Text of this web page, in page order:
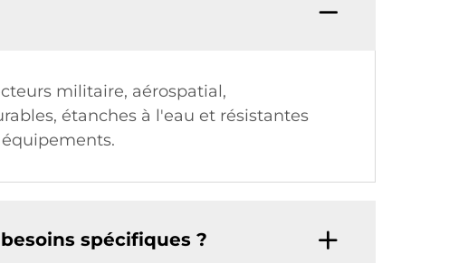
militaire, aérospatial,
étanches à l'eau et résistantes
spécifiques ?